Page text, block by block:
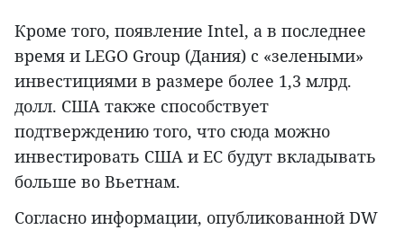
Кроме того, появление Intel, а в последнее
время и LEGO Group (Дания) с «зелеными»
инвестициями в размере более 1,3 млрд.
долл. США также способствует
подтверждению того, что сюда можно
инвестировать США и ЕС будут вкладывать
больше во Вьетнам.
Согласно информации, опубликованной DW